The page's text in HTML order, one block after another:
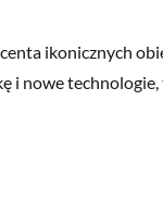
ikonicznych
nowe